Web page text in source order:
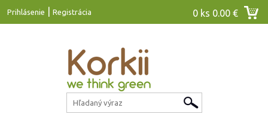
Prihlásenie Registrácia 0 ks 0.00 €